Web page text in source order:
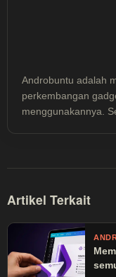
Androbuntu adalah
perkembangan
menggunakannya.
Artikel Terkait